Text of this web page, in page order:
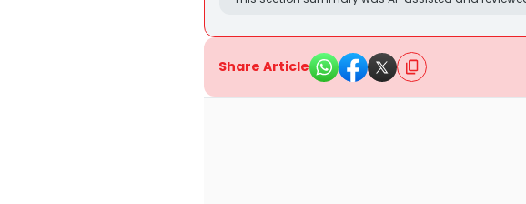
Share Article